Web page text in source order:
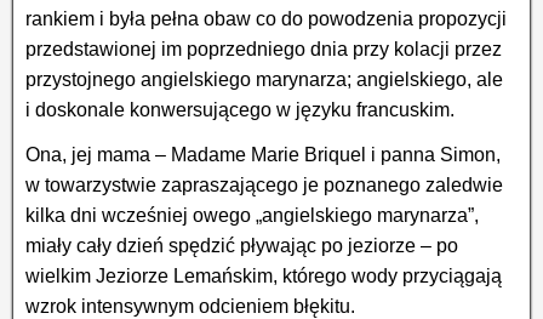
rankiem i była pełna obaw co do powodzenia propozycji
przedstawionej im poprzedniego dnia przy kolacji przez
przystojnego angielskiego marynarza; angielskiego, ale
i doskonale konwersującego w języku francuskim.
Ona, jej mama – Madame Marie Briquel i panna Simon,
w towarzystwie zapraszającego je poznanego zaledwie
kilka dni wcześniej owego „angielskiego marynarza”,
miały cały dzień spędzić pływając po jeziorze – po
wielkim Jeziorze Lemańskim, którego wody przyciągają
wzrok intensywnym odcieniem błękitu.